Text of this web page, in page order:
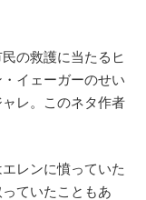
の救護に当たるヒ
イェーガーのせい
レ。このネタ作者
レンに憤っていた
ていたこともあ